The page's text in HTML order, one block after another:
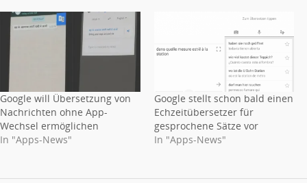
Google will Übersetzung von
Nachrichten ohne App-
Wechsel ermöglichen
In "Apps-News"
Google stellt schon bald einen
Echzeitübersetzer für
gesprochene Sätze vor
In "Apps-News"